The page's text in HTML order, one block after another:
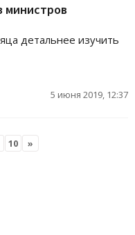
министров
детальнее изучить
5 июня 2019, 12:37
10 »